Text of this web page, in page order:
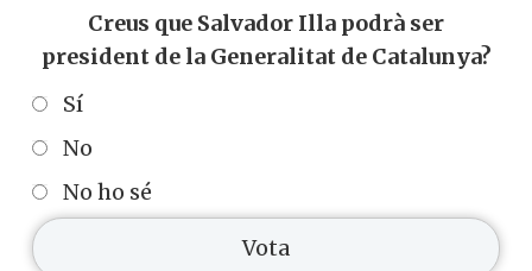
Creus que Salvador Illa podrà ser
president de la Generalitat de Catalunya?
Sí
No
No ho sé